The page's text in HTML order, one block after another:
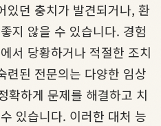
있던 충치가 발견되거나, 환
지 않을 수 있습니다. 경험
서 당황하거나 적절한 조치
련된 전문의는 다양한 임상
확하게 문제를 해결하고 치
있습니다. 이러한 대처 능